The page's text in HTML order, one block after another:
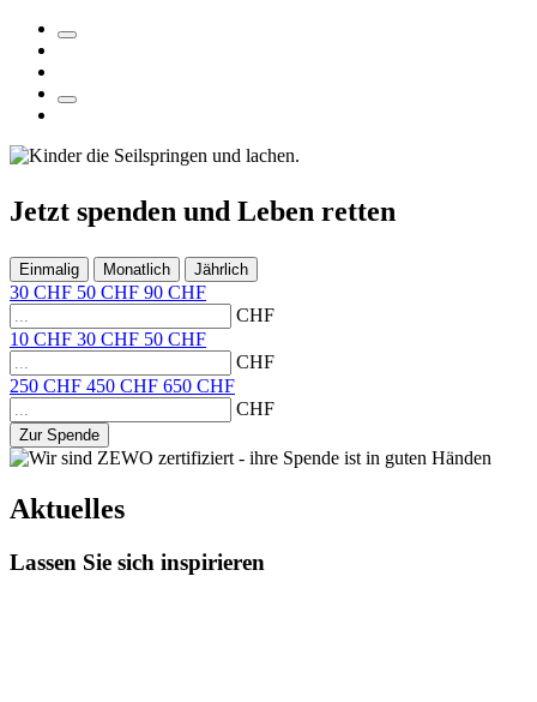
Jetzt spenden und Leben retten
Einmalig Monatlich Jährlich
30 CHF 50 CHF 90 CHF
CHF
10 CHF 30 CHF 50 CHF
CHF
250 CHF 450 CHF 650 CHF
CHF
Zur Spende
Aktuelles
Lassen Sie sich inspirieren